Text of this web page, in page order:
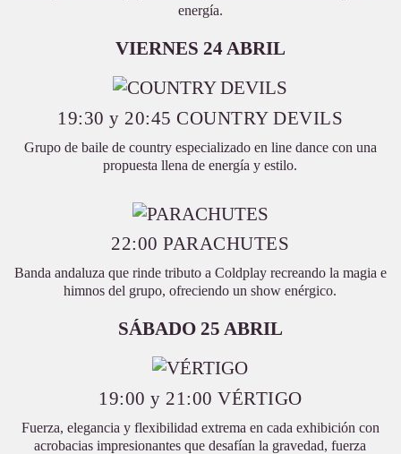
energía.
VIERNES 24 ABRIL
19:30 y 20:45 COUNTRY DEVILS
Grupo de baile de country especializado en line dance con una
propuesta llena de energía y estilo.
22:00 PARACHUTES
Banda andaluza que rinde tributo a Coldplay recreando la magia e
himnos del grupo, ofreciendo un show enérgico.
SÁBADO 25 ABRIL
19:00 y 21:00 VÉRTIGO
Fuerza, elegancia y flexibilidad extrema en cada exhibición con
acrobacias impresionantes que desafían la gravedad, fuerza